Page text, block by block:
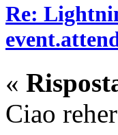
Re:
«
Ciao